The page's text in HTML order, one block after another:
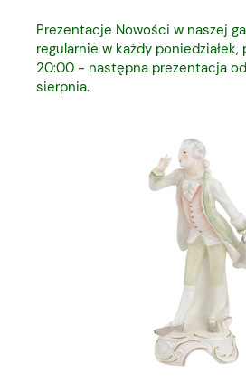
Prezentacje Nowości w naszej
regularnie w każdy
20:00 - następna prezentacja
sierpnia.